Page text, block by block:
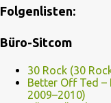
Folgenlisten:
Büro-Sitcom
30 Rock (30
Better Off Ted –
2009–2010)